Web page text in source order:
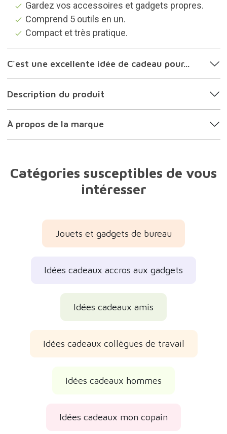
Gardez vos accessoires et gadgets propres.
Comprend 5 outils en un.
Compact et très pratique.
C'est une excellente idée de cadeau pour...
Description du produit
À propos de la marque
Catégories susceptibles de vous
intéresser
Jouets et gadgets de bureau
Idées cadeaux accros aux gadgets
Idées cadeaux amis
Idées cadeaux collègues de travail
Idées cadeaux hommes
Idées cadeaux mon copain